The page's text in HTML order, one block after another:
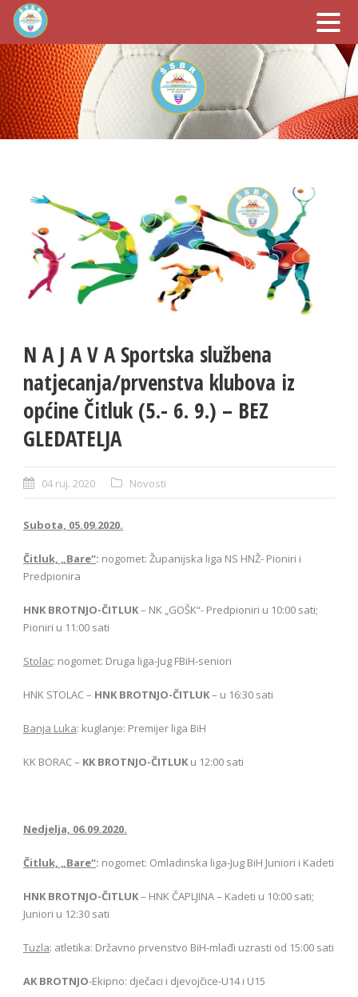
N A J A V A Sportska službena
natjecanja/prvenstva klubova iz
općine Čitluk (5.- 6. 9.) – BEZ
GLEDATELJA
04 ruj. 2020 Novosti
Subota, 05.09.2020.
Čitluk, „Bare“: nogomet: Županijska liga NS HNŽ- Pioniri i
Predpionira
HNK BROTNJO-ČITLUK– NK „GOŠK“- Predpioniri u 10:00 sati;
Pioniri u 11:00 sati
Stolac: nogomet: Druga liga-Jug FBiH-seniori
HNK STOLAC – HNK BROTNJO-ČITLUK– u 16:30 sati
Banja Luka: kuglanje: Premijer liga BiH
KK BORAC – KK BROTNJO-ČITLUK u 12:00 sati
Nedjelja, 06.09.2020.
Čitluk, „Bare“: nogomet: Omladinska liga-Jug BiH Juniori i Kadeti
HNK BROTNJO-ČITLUK– HNK ČAPLJINA – Kadeti u 10:00 sati;
Juniori u 12:30 sati
Tuzla: atletika: Državno prvenstvo BiH-mlađi uzrasti od 15:00 sati
AK BROTNJO-Ekipno: dječaci i djevojčice-U14 i U15